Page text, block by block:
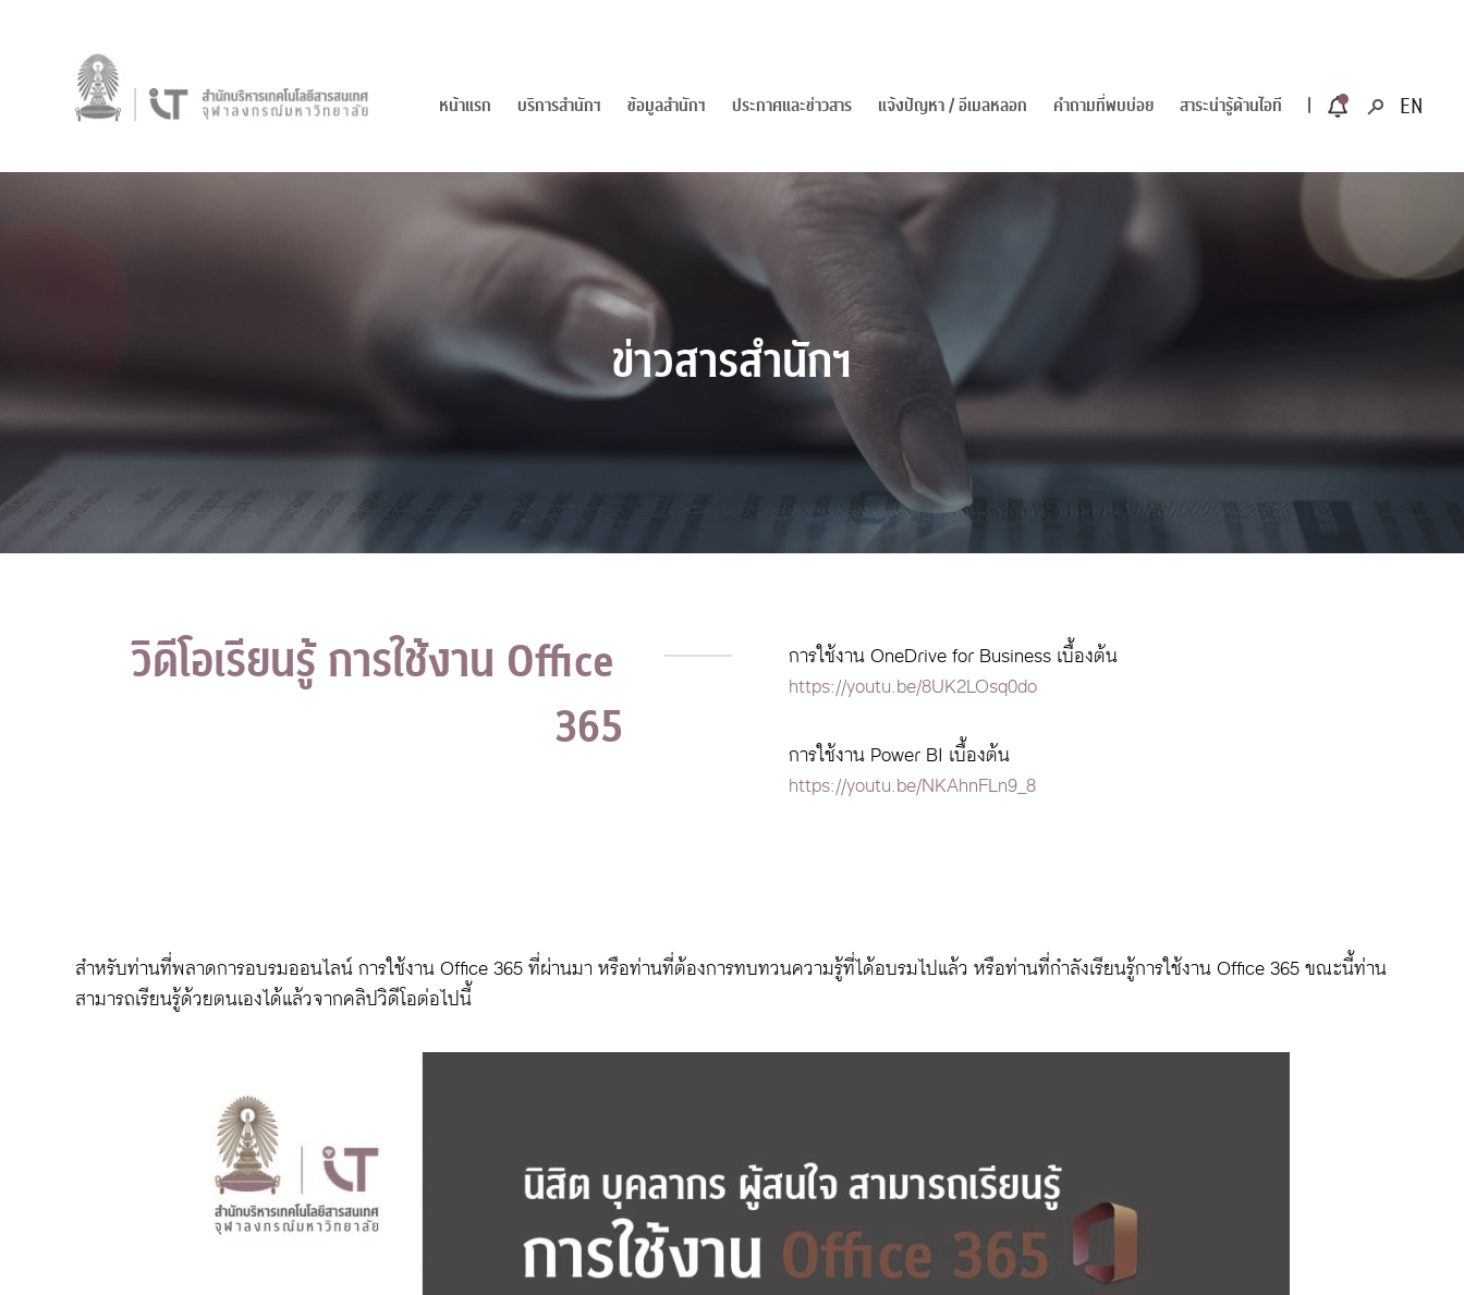
หน้าแรก บริการสำนักฯ ข้อมูลสำนักฯ ประกาศและข่าวสาร แจ้งปัญหา / อีเมลหลอก คำถามที่พบบ่อย สาระน่ารู้ด้านไอที
ข่าวสารสำนักฯ
วิดีโอเรียนรู้ การใช้งาน Office
365
การใช้งาน OneDrive for Business เบื้องต้น
https://youtu.be/8UK2LOsq0do
การใช้งาน Power BI เบื้องต้น
https://youtu.be/NKAhnFLn9_8
สำหรับท่านที่พลาดการอบรมออนไลน์ การใช้งาน Office 365 ที่ผ่านมา หรือท่านที่ต้องการทบทวนความรู้ที่ได้อบรมไปแล้ว หรือท่านที่กำลังเรียนรู้การใช้งาน Office 365 ขณะนี้ท่าน
สามารถเรียนรู้ด้วยตนเองได้แล้วจากคลิปวิดีโอต่อไปนี้